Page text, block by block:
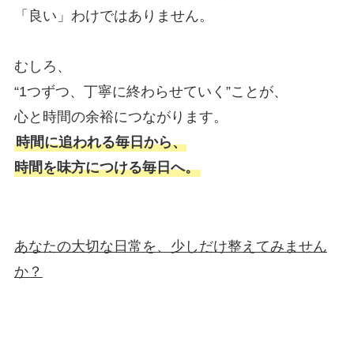
「良い」わけではありません。
むしろ、
“1つずつ、丁寧に終わらせていく”ことが、
心と時間の余裕につながります。
時間に追われる毎日から、
時間を味方につける毎日へ。
あなたの大切な日常を、少しだけ整えてみません
か？